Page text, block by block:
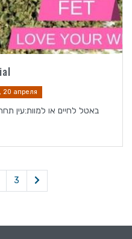
20 апреля
באטל לחיים או למוות:עין
3